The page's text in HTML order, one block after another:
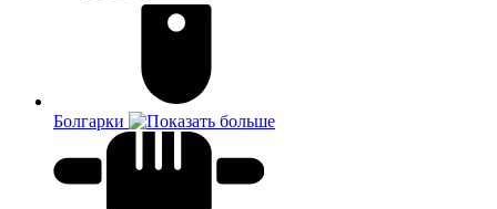
Болгарки